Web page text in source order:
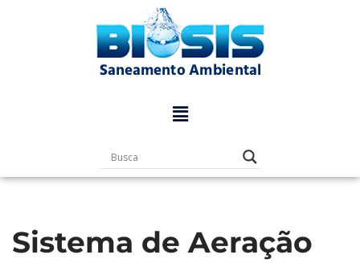
Sistema de Aeração